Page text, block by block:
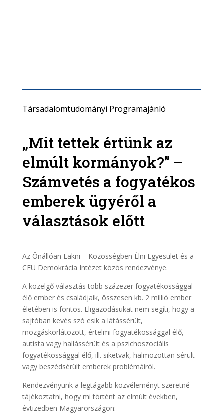
Társadalomtudományi Programajánló
„Mit tettek értünk az
elmúlt kormányok?” –
Számvetés a fogyatékos
emberek ügyéről a
választások előtt
Az Önállóan Lakni – Közösségben Élni Egyesület és a
CEU Demokrácia Intézet közös rendezvénye.
A közelgő választás több százezer fogyatékossággal
élő ember és családjaik, összesen kb. 2 millió ember
életében is fontos. Eligazodásukat nem segíti, hogy a
sajtóban kevés szó esik a látássérült,
mozgáskorlátozott, értelmi fogyatékossággal élő,
autista vagy hallássérült és a pszichoszociális
fogyatékossággal élő, ill. siketvak, halmozottan sérült
vagy beszédsérült emberek problémáiról.
Rendezvényünk a legtágabb közvéleményt szeretné
tájékoztatni, hogy mi történt az elmúlt években,
évtizedben Magyarországon: